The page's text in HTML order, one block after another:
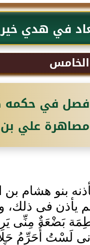
في هدي خير
الخامس
فصل في حكمه
مصاهرة علي
بنو هشام
يأذن فى ذلك،
بَضْعَةٌ مِنِّى
لَسْتُ أُحَرِّمُ